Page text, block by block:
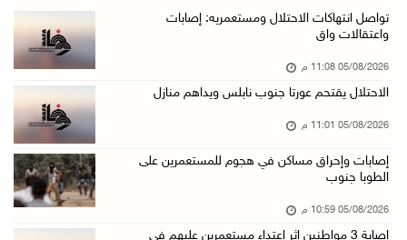
باسم الرئيس: وزير الداخلية يمنح العميد جيسون ...
الاحتلال يقتحم كفر مالك ودير جرير ومستعمرون ي ...
"التربية" تخرج الفوج الأول من مدربي المعلمين ...
05/آب/2026 06:44 م
عبد السلام السيد يفوز بترشيح الديمقراطيين لمج ...
05/آب/2026 06:43 م
تواصل انتهاكات الاحتلال ومستعمريه: إصابات
واعتقالات واق
05/08/2026 11:08 م
الاحتلال يقتحم عورتا جنوب نابلس ويداهم منازل
05/08/2026 11:01 م
إصابات وإحراق مساكن في هجوم للمستعمرين على
الطوبا جنوب
05/08/2026 10:59 م
إصابة 3 مواطنين إثر اعتداء مستعمرين عليهم في